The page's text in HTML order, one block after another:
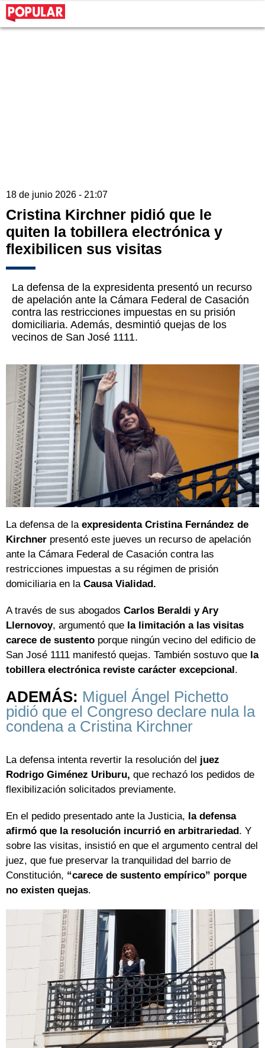
18 de junio 2026 - 21:07
Cristina Kirchner pidió que le
quiten la tobillera electrónica y
flexibilicen sus visitas
La defensa de la expresidenta presentó un recurso
de apelación ante la Cámara Federal de Casación
contra las restricciones impuestas en su prisión
domiciliaria. Además, desmintió quejas de los
vecinos de San José 1111.
La defensa de la expresidenta Cristina Fernández de
Kirchner presentó este jueves un recurso de apelación
ante la Cámara Federal de Casación contra las
restricciones impuestas a su régimen de prisión
domiciliaria en laCausa Vialidad.
A través de sus abogados Carlos Beraldi y Ary
Llernovoy, argumentó que la limitación a las visitas
carece de sustento porque ningún vecino del edificio de
San José 1111 manifestó quejas. También sostuvo que la
tobillera electrónica reviste carácter excepcional.
ADEMÁS: Miguel Ángel Pichetto
pidió que el Congreso declare nula la
condena a Cristina Kirchner
La defensa intenta revertir la resolución del juez
Rodrigo Giménez Uriburu, que rechazó los pedidos de
flexibilización solicitados previamente.
En el pedido presentado ante la Justicia, la defensa
afirmó que la resolución incurrió en arbitrariedad . Y
sobre las visitas, insistió en que el argumento central del
juez, que fue preservar la tranquilidad del barrio de
Constitución, “carece de sustento empírico” porque
no existen quejas.